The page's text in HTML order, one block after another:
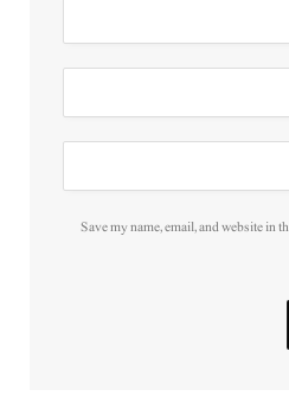
Save my name, email, and website in